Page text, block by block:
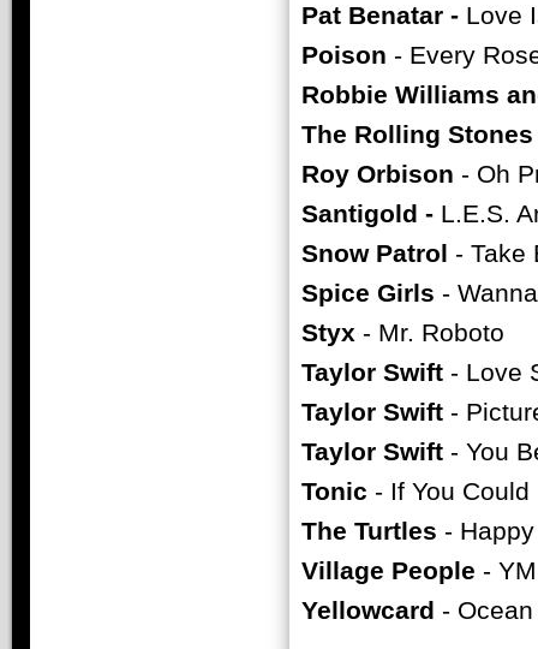
Pat Benatar - Love
Poison - Every
Robbie Williams
The Rolling Stones
Roy Orbison - Oh
Santigold - L.E.S.
Snow Patrol - Take
Spice Girls -
Styx - Mr. Roboto
Taylor Swift - Love
Taylor Swift -
Taylor Swift - You
Tonic - If You
The Turtles -
Village People -
Yellowcard -